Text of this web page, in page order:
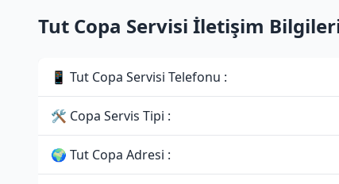
Tut Copa Servisi İletişim
📱 Tut Copa Servisi Telefonu :
🛠 Copa Servis Tipi :
🌍 Tut Copa Adresi :